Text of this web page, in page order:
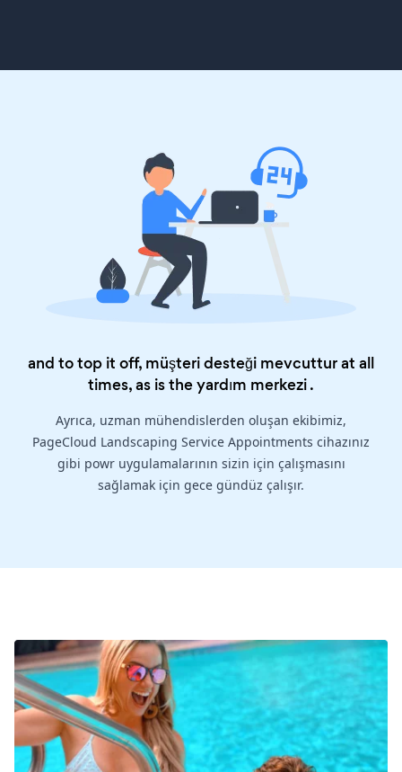
and to top it off, müşteri desteği mevcuttur at all
times, as is theyardım merkezi.
Ayrıca, uzman mühendislerden oluşan ekibimiz,
PageCloud Landscaping Service Appointments cihazınız
gibi powr uygulamalarının sizin için çalışmasını
sağlamak için gece gündüz çalışır.